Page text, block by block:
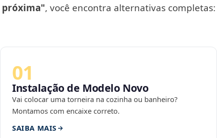
próxima", você encontra alternativas completas:
01
Instalação de Modelo Novo
Vai colocar uma torneira na cozinha ou banheiro?
Montamos com encaixe correto.
SAIBA MAIS